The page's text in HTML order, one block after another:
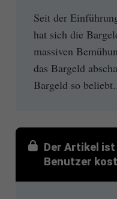
Seit der
hat sich die
massiven
das Bargeld
Bargeld so
Der Artikel
Benutzer